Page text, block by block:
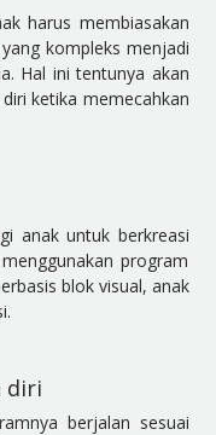
harus membiasakan
kompleks menjadi
Hal ini tentunya akan
ketika memecahkan
anak untuk berkreasi
program
blok visual, anak
diri
berjalan sesuai